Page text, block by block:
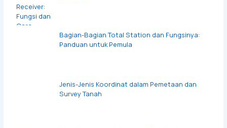
Bagian-Bagian Total Station dan Fungsinya:
Panduan untuk Pemula
Jenis-Jenis Koordinat dalam Pemetaan dan
Survey Tanah